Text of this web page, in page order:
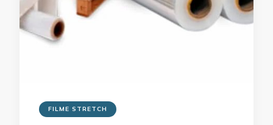
FILME STRETCH